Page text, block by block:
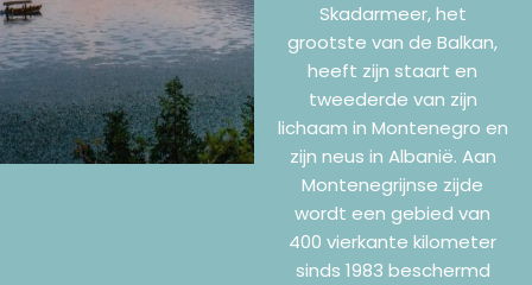
Skadarmeer, het
grootste van de Balkan,
heeft zijn staart en
tweederde van zijn
lichaam in Montenegro en
zijn neus in Albanië. Aan
Montenegrijnse zijde
wordt een gebied van
400 vierkante kilometer
sinds 1983 beschermd